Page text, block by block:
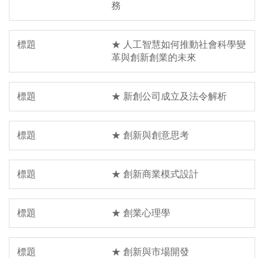
務
★ 人工智慧如何推動社會科學變
革與創新創業的未來
★ 新創公司成立及法令解析
★ 創新與創意思考
★ 創新商業模式設計
★ 創業心理學
★ 創新與市場開發